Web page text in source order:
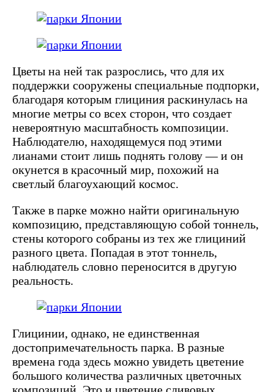
Цветы на ней так разрослись, что для их
поддержки сооружены специальные подпорки,
благодаря которым глициния раскинулась на
многие метры со всех сторон, что создает
невероятную масштабность композиции.
Наблюдателю, находящемуся под этими
лианами стоит лишь поднять голову — и он
окунется в красочный мир, похожий на
светлый благоухающий космос.
Также в парке можно найти оригинальную
композицию, представляющую собой тоннель,
стены которого собраны из тех же глициний
разного цвета. Попадая в этот тоннель,
наблюдатель словно переносится в другую
реальность.
Глицинии, однако, не единственная
достопримечательность парка. В разные
времена года здесь можно увидеть цветение
большого количества различных цветочных